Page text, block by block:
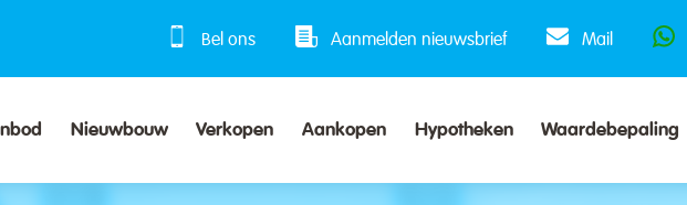
Bel ons Aanmelden nieuwsbrief Mail
Nieuwbouw Verkopen Aankopen Hypotheken Waardebepaling